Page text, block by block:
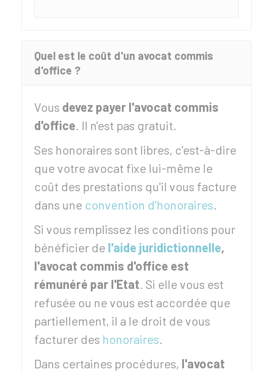
Quel est le coût d'un avocat commis
d'office ?
Vous devez payer l'avocat commis
d'office. Il n'est pas gratuit.
Ses honoraires sont libres, c'est-à-dire
que votre avocat fixe lui-même le
coût des prestations qu'il vous facture
dans une convention d'honoraires.
Si vous remplissez les conditions pour
bénéficier de l'aide juridictionnelle,
l'avocat commis d'office est
rémunéré par l'Etat. Si elle vous est
refusée ou ne vous est accordée que
partiellement, il a le droit de vous
facturer des honoraires.
Dans certaines procédures, l'avocat